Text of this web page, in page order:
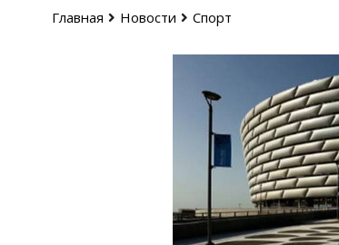
Главная Новости Спорт